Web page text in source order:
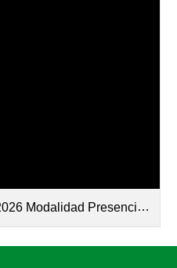
Modalidad Presencial.pdf